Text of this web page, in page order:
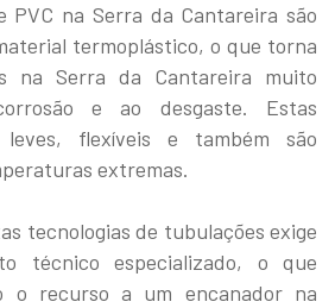
PVC na Serra da Cantareira são
termoplástico, o que torna
na Serra da Cantareira muito
e ao desgaste. Estas
leves, flexíveis e também são
extremas.
tecnologias de tubulações exige
técnico especializado, o que
o recurso a um encanador na